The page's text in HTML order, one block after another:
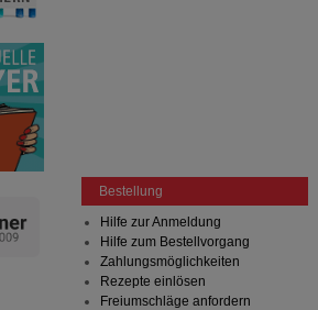
Bestellung
Hilfe zur Anmeldung
Hilfe zum Bestellvorgang
Zahlungsmöglichkeiten
Rezepte einlösen
Freiumschläge anfordern